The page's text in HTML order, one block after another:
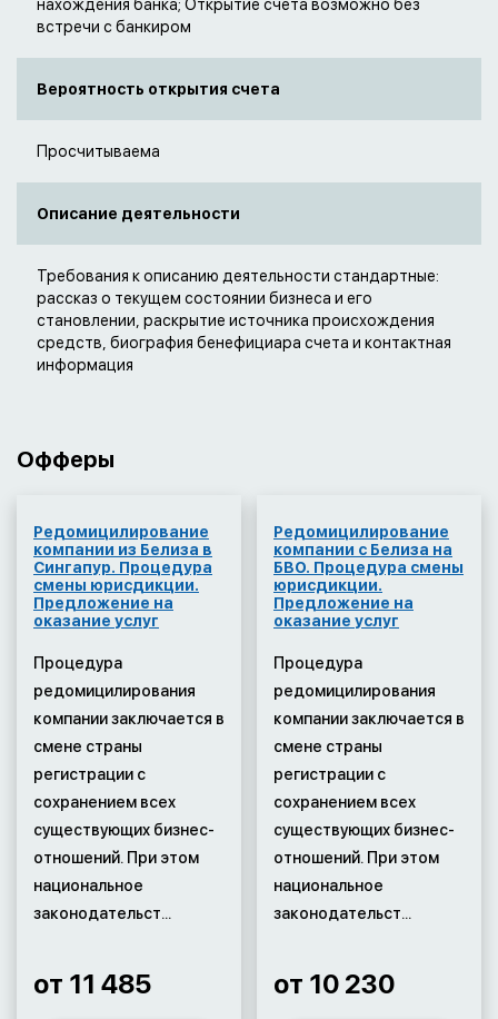
нахождения банка; Открытие счета возможно без
встречи с банкиром
Вероятность открытия счета
Просчитываема
Описание деятельности
Требования к описанию деятельности стандартные:
рассказ о текущем состоянии бизнеса и его
становлении, раскрытие источника происхождения
средств, биография бенефициара счета и контактная
информация
Офферы
Редомицилирование
компании из Белиза в
Сингапур. Процедура
смены юрисдикции.
Предложение на
оказание услуг
Процедура
редомицилирования
компании заключается в
смене страны
регистрации с
сохранением всех
существующих бизнес-
отношений. При этом
национальное
законодательст...
от 11 485
Редомицилирование
компании с Белиза на
БВО. Процедура смены
юрисдикции.
Предложение на
оказание услуг
Процедура
редомицилирования
компании заключается в
смене страны
регистрации с
сохранением всех
существующих бизнес-
отношений. При этом
национальное
законодательст...
от 10 230